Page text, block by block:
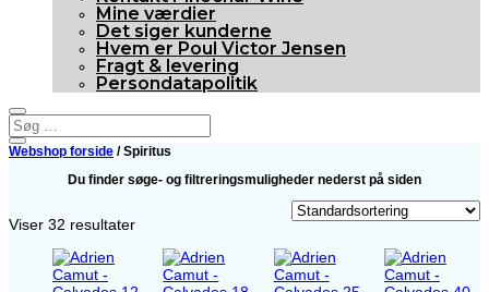
Mine værdier
Det siger kunderne
Hvem er Poul Victor Jensen
Fragt & levering
Persondatapolitik
Webshop forside / Spiritus
Du finder søge- og filtreringsmuligheder nederst på siden
Viser 32 resultater